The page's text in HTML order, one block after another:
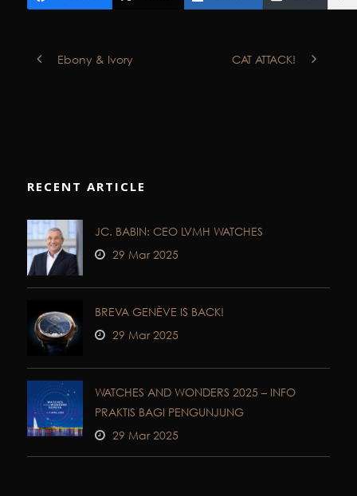
Ebony & Ivory CAT ATTACK!
RECENT ARTICLE
JC. BABIN: CEO LVMH WATCHES
29 Mar 2025
BREVA GENÈVE IS BACK!
29 Mar 2025
WATCHES AND WONDERS 2025 – INFO
PRAKTIS BAGI PENGUNJUNG
29 Mar 2025